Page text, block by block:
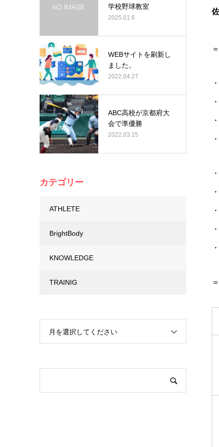
学校野球教室
2025.01.6
WEBサイトを刷新し
ました。
2022.04.27
ABC高校が京都府大
会で準優勝
2022.03.15
カテゴリー
ATHLETE
BrightBody
KNOWLEDGE
TRAINIG
月を選択してください